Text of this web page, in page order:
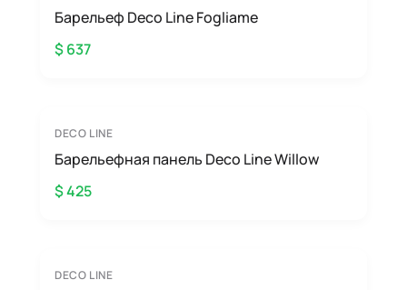
Барельеф Deco Line Fogliame
$ 637
DECO LINE
Барельефная панель Deco Line Willow
$ 425
DECO LINE